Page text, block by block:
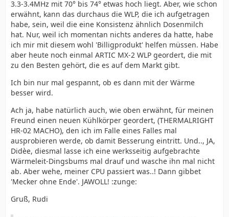
3.3-3.4MHz mit 70° bis 74° etwas hoch liegt. Aber, wie schon
erwähnt, kann das durchaus die WLP, die ich aufgetragen
habe, sein, weil die eine Konsistenz ähnlich Dosenmilch
hat. Nur, weil ich momentan nichts anderes da hatte, habe
ich mir mit diesem wohl 'Billigprodukt' helfen müssen. Habe
aber heute noch einmal ARTIC MX-2 WLP geordert, die mit
zu den Besten gehört, die es auf dem Markt gibt.
Ich bin nur mal gespannt, ob es dann mit der Wärme
besser wird.
Ach ja, habe natürlich auch, wie oben erwähnt, für meinen
Freund einen neuen Kühlkörper geordert, (THERMALRIGHT
HR-02 MACHO), den ich im Falle eines Falles mal
ausprobieren werde, ob damit Besserung eintritt. Und.., JA,
Didèe, diesmal lasse ich eine werksseitig aufgebrachte
Wärmeleit-Dingsbums mal drauf und wasche ihn mal nicht
ab. Aber wehe, meiner CPU passiert was..! Dann gibbet
'Mecker ohne Ende'. JAWOLL! :zunge:
Gruß, Rudi